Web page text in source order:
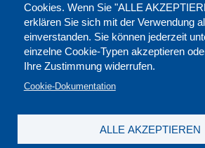
Cookies. Wenn Sie "ALLE
erklären Sie sich mit der Verwendung
einverstanden. Sie können jederzeit
einzelne Cookie-Typen akzeptieren
Ihre Zustimmung widerrufen.
Cookie-Dokumentation
ALLE AKZEPTIEREN